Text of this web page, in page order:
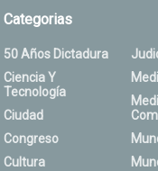
Categorias
50 Años Dictadura
Ciencia Y
Tecnología
Ciudad
Congreso
Cultura